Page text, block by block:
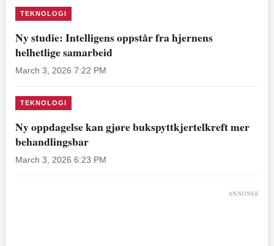
TEKNOLOGI
Ny studie: Intelligens oppstår fra hjernens
helhetlige samarbeid
March 3, 2026 7:22 PM
TEKNOLOGI
Ny oppdagelse kan gjøre bukspyttkjertelkreft mer
behandlingsbar
March 3, 2026 6:23 PM
ANNONSE